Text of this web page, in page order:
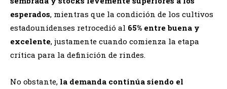
esperados, mientras que la condición de los cultivos
estadounidenses retrocedió al 65% entre buena y
excelente, justamente cuando comienza la etapa
crítica para la definición de rindes.
No obstante, la demanda continúa siendo el